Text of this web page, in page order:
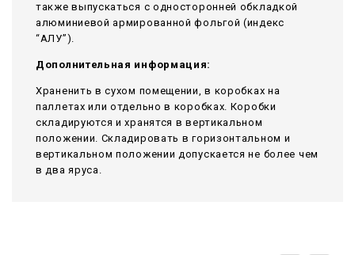
также выпускаться с односторонней обкладкой
алюминиевой армированной фольгой (индекс
“АЛУ”).
Дополнительная информация:
Храненить в сухом помещении, в коробках на
паллетах или отдельно в коробках. Коробки
складируются и хранятся в вертикальном
положении. Складировать в горизонтальном и
вертикальном положении допускается не более чем
в два яруса.